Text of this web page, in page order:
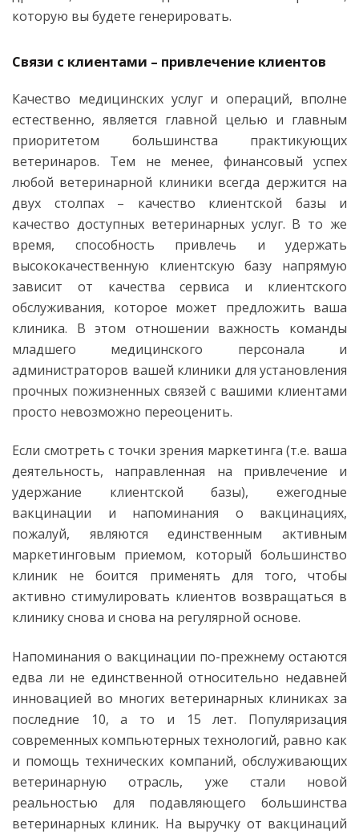
которую вы будете генерировать.
Связи с клиентами – привлечение клиентов
Качество медицинских услуг и операций, вполне
естественно, является главной целью и главным
приоритетом большинства практикующих
ветеринаров. Тем не менее, финансовый успех
любой ветеринарной клиники всегда держится на
двух столпах – качество клиентской базы и
качество доступных ветеринарных услуг. В то же
время, способность привлечь и удержать
высококачественную клиентскую базу напрямую
зависит от качества сервиса и клиентского
обслуживания, которое может предложить ваша
клиника. В этом отношении важность команды
младшего медицинского персонала и
администраторов вашей клиники для установления
прочных пожизненных связей с вашими клиентами
просто невозможно переоценить.
Если смотреть с точки зрения маркетинга (т.е. ваша
деятельность, направленная на привлечение и
удержание клиентской базы), ежегодные
вакцинации и напоминания о вакцинациях,
пожалуй, являются единственным активным
маркетинговым приемом, который большинство
клиник не боится применять для того, чтобы
активно стимулировать клиентов возвращаться в
клинику снова и снова на регулярной основе.
Напоминания о вакцинации по-прежнему остаются
едва ли не единственной относительно недавней
инновацией во многих ветеринарных клиниках за
последние 10, а то и 15 лет. Популяризация
современных компьютерных технологий, равно как
и помощь технических компаний, обслуживающих
ветеринарную отрасль, уже стали новой
реальностью для подавляющего большинства
ветеринарных клиник. На выручку от вакцинаций